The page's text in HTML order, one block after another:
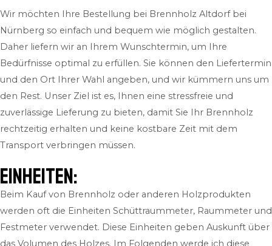
Wir möchten Ihre Bestellung bei Brennholz Altdorf bei
Nürnberg so einfach und bequem wie möglich gestalten.
Daher liefern wir an Ihrem Wunschtermin, um Ihre
Bedürfnisse optimal zu erfüllen. Sie können den Liefertermin
und den Ort Ihrer Wahl angeben, und wir kümmern uns um
den Rest. Unser Ziel ist es, Ihnen eine stressfreie und
zuverlässige Lieferung zu bieten, damit Sie Ihr Brennholz
rechtzeitig erhalten und keine kostbare Zeit mit dem
Transport verbringen müssen.
Einheiten:
Beim Kauf von Brennholz oder anderen Holzprodukten
werden oft die Einheiten Schüttraummeter, Raummeter und
Festmeter verwendet. Diese Einheiten geben Auskunft über
das Volumen des Holzes. Im Folgenden werde ich diese